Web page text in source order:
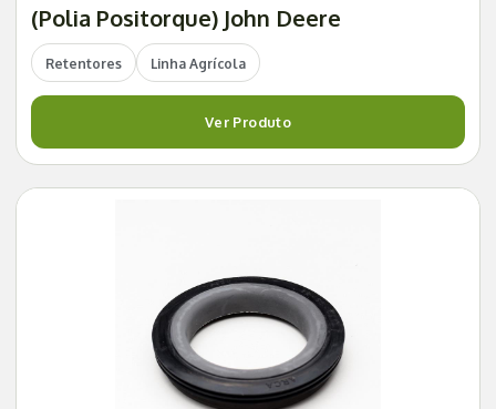
(Polia Positorque) John Deere
Retentores Linha Agrícola
Ver Produto